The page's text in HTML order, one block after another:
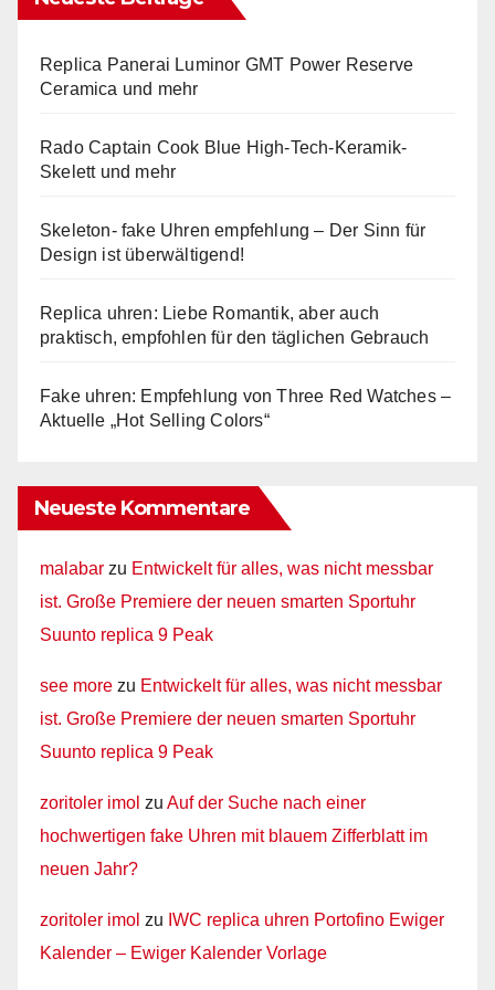
Replica Panerai Luminor GMT Power Reserve
Ceramica und mehr
Rado Captain Cook Blue High-Tech-Keramik-
Skelett und mehr
Skeleton- fake Uhren empfehlung – Der Sinn für
Design ist überwältigend!
Replica uhren: Liebe Romantik, aber auch
praktisch, empfohlen für den täglichen Gebrauch
Fake uhren: Empfehlung von Three Red Watches –
Aktuelle „Hot Selling Colors“
Neueste Kommentare
malabar zu Entwickelt für alles, was nicht messbar
ist. Große Premiere der neuen smarten Sportuhr
Suunto replica 9 Peak
see more zu Entwickelt für alles, was nicht messbar
ist. Große Premiere der neuen smarten Sportuhr
Suunto replica 9 Peak
zoritoler imol zu Auf der Suche nach einer
hochwertigen fake Uhren mit blauem Zifferblatt im
neuen Jahr?
zoritoler imol zu IWC replica uhren Portofino Ewiger
Kalender – Ewiger Kalender Vorlage